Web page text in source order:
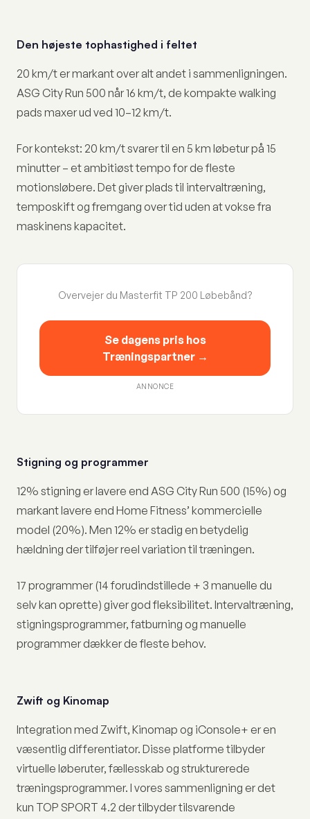
Den højeste tophastighed i feltet
20 km/t er markant over alt andet i sammenligningen.
ASG City Run 500 når 16 km/t, de kompakte walking
pads maxer ud ved 10–12 km/t.
For kontekst: 20 km/t svarer til en 5 km løbetur på 15
minutter – et ambitiøst tempo for de fleste
motionsløbere. Det giver plads til intervaltræning,
temposkift og fremgang over tid uden at vokse fra
maskinens kapacitet.
Overvejer du Masterfit TP 200 Løbebånd?
Se dagens pris hos
Træningspartner →
ANNONCE
Stigning og programmer
12% stigning er lavere end ASG City Run 500 (15%) og
markant lavere end Home Fitness’ kommercielle
model (20%). Men 12% er stadig en betydelig
hældning der tilføjer reel variation til træningen.
17 programmer (14 forudindstillede + 3 manuelle du
selv kan oprette) giver god fleksibilitet. Intervaltræning,
stigningsprogrammer, fatburning og manuelle
programmer dækker de fleste behov.
Zwift og Kinomap
Integration med Zwift, Kinomap og iConsole+ er en
væsentlig differentiator. Disse platforme tilbyder
virtuelle løberuter, fællesskab og strukturerede
træningsprogrammer. I vores sammenligning er det
kun TOP SPORT 4.2 der tilbyder tilsvarende